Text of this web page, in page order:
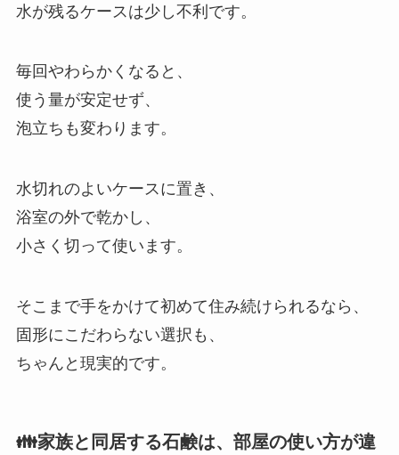
水が残るケースは少し不利です。
毎回やわらかくなると、
使う量が安定せず、
泡立ちも変わります。
水切れのよいケースに置き、
浴室の外で乾かし、
小さく切って使います。
そこまで手をかけて初めて住み続けられるなら、
固形にこだわらない選択も、
ちゃんと現実的です。
👪家族と同居する石鹸は、部屋の使い方が違